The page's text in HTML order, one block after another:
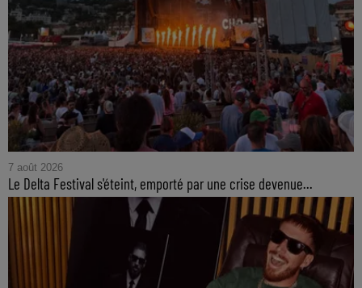
7 août 2026
Le Delta Festival s'éteint, emporté par une crise devenue...